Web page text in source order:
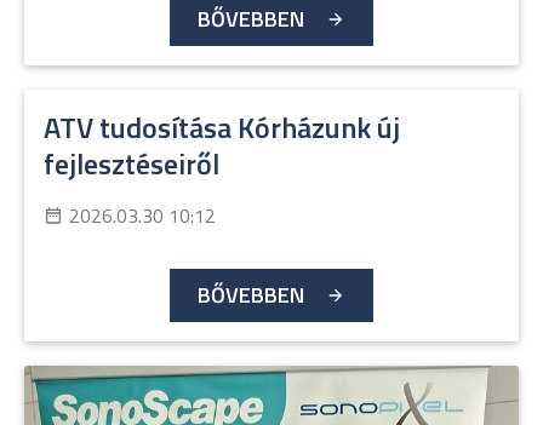
BŐVEBBEN
ATV tudosítása Kórházunk új
fejlesztéseiről
2026.03.30 10:12
BŐVEBBEN